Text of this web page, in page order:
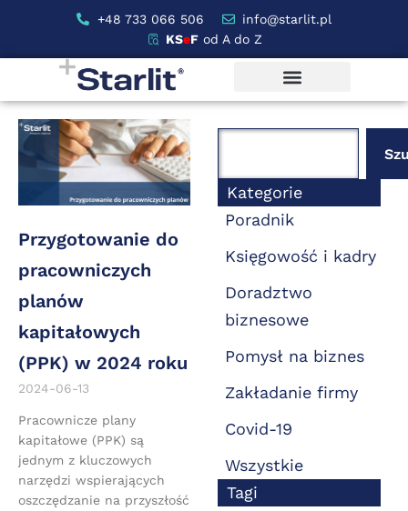
+48 733 066 506
info@starlit.pl
KSeF od A do Z
Przygotowanie do
pracowniczych
planów
kapitałowych
(PPK) w 2024 roku
2024-06-13
Pracownicze plany
kapitałowe (PPK) są
jednym z kluczowych
narzędzi wspierających
oszczędzanie na przyszłość
Kategorie
Poradnik
Księgowość i kadry
Doradztwo
biznesowe
Pomysł na biznes
Zakładanie firmy
Covid-19
Wszystkie
Tagi